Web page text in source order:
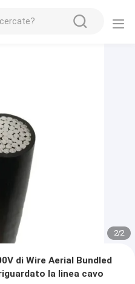
2/2
di Wire Aerial Bundled
la linea cavo